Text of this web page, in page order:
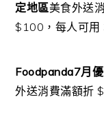
定地區美食外送
$100，每人可用
Foodpanda7月
外送消費滿額折